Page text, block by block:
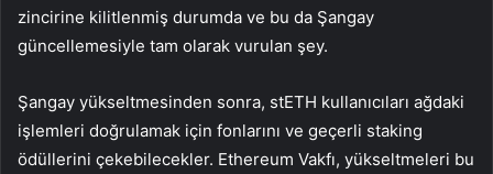
zincirine kilitlenmiş durumda ve bu da Şangay
güncellemesiyle tam olarak vurulan şey.
Şangay yükseltmesinden sonra, stETH kullanıcıları ağdaki
işlemleri doğrulamak için fonlarını ve geçerli staking
ödüllerini çekebilecekler. Ethereum Vakfı, yükseltmeleri bu